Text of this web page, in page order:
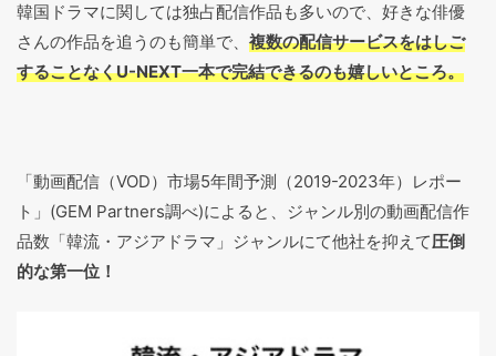
韓国ドラマに関しては独占配信作品も多いので、好きな俳優
さんの作品を追うのも簡単で、 複数の配信サービスをはしご
することなくU-NEXT一本で完結できるのも嬉しいところ。
「動画配信（VOD）市場5年間予測（2019-2023年）レポー
ト」(GEM Partners調べ)によると、ジャンル別の動画配信作
品数「韓流・アジアドラマ」ジャンルにて他社を抑えて圧倒
的な第一位！